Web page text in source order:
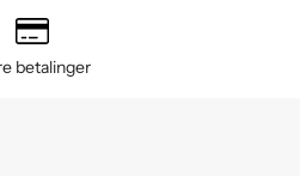
betalinger